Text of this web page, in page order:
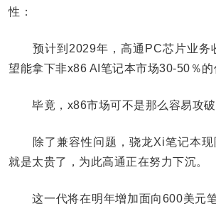
性：
预计到2029年，高通PC芯片业务
望能拿下非x86 AI笔记本市场30-50％的
毕竟，x86市场可不是那么容易攻破
除了兼容性问题，骁龙Xi笔记本现
就是太贵了，为此高通正在努力下沉。
这一代将在明年增加面向600美元